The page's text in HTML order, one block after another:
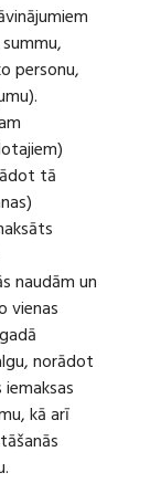
personu,
tā
naudām un
vienas
norādot
kā arī